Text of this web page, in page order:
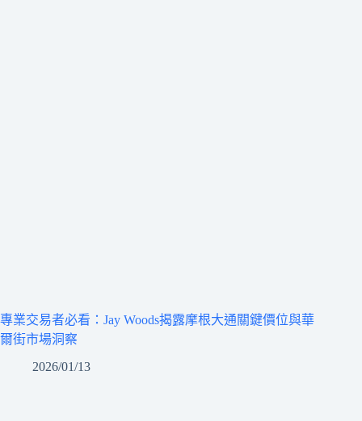
專業交易者必看：Jay Woods揭露摩根大通關鍵價位與華
爾街市場洞察
2026/01/13